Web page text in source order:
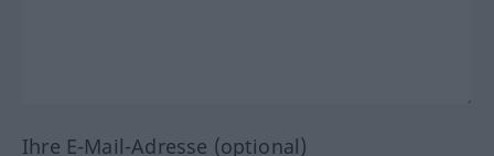
Ihre E-Mail-Adresse (optional)